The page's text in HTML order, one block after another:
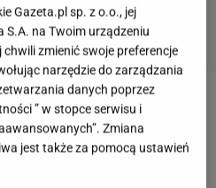
z maszynki do
Gazeta.pl sp. z o.o., jej
na Twoim urządzeniu
zmienić swoje preferencje
narzędzie do zarządzania
danych poprzez
” w stopce serwisu i
Zmiana
jest także za pomocą ustawień